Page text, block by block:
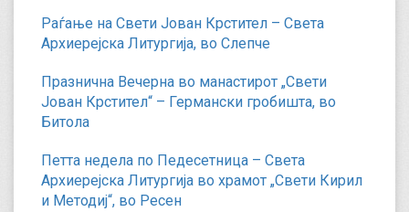
Раѓање на Свети Јован Крстител – Света
Архиерејска Литургија, во Слепче
Празнична Вечерна во манастирот „Свети
Јован Крстител“ – Германски гробишта, во
Битола
Петта недела по Педесетница – Света
Архиерејска Литургија во храмот „Свети Кирил
и Методиј“, во Ресен